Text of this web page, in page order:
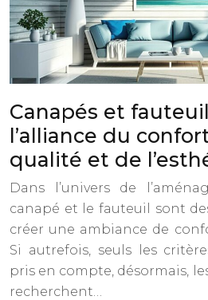
Canapés et
l’alliance du
qualité et de
Dans l’univers de
canapé et le fauteuil sont
créer une ambiance de
Si autrefois, seuls les
pris en compte, désormais,
recherchent…